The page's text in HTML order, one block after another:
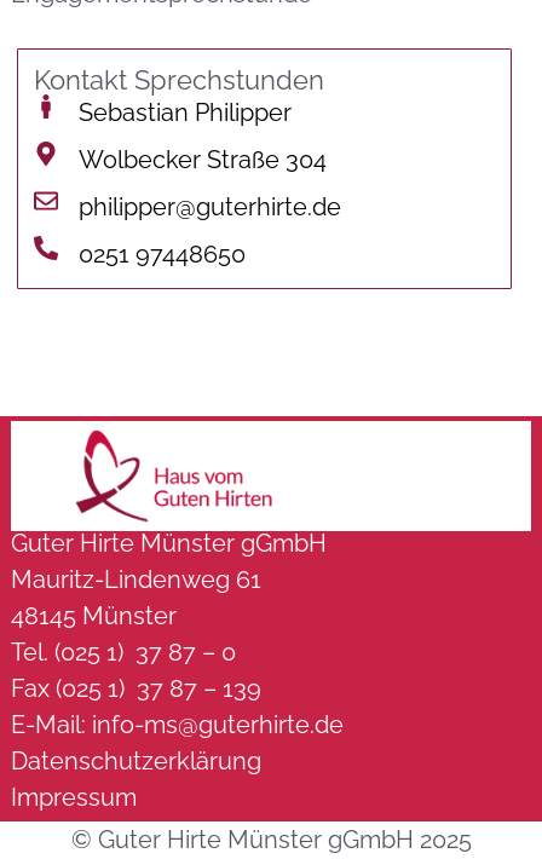
Kontakt Sprechstunden
Sebastian Philipper
Wolbecker Straße 304
philipper@guterhirte.de
0251 97448650
Guter Hirte Münster gGmbH
Mauritz-Lindenweg 61
48145 Münster
Tel. (025 1) 37 87 – 0
Fax (025 1) 37 87 – 139
E-Mail: info-ms@guterhirte.de
Datenschutzerklärung
Impressum
© Guter Hirte Münster gGmbH 2025